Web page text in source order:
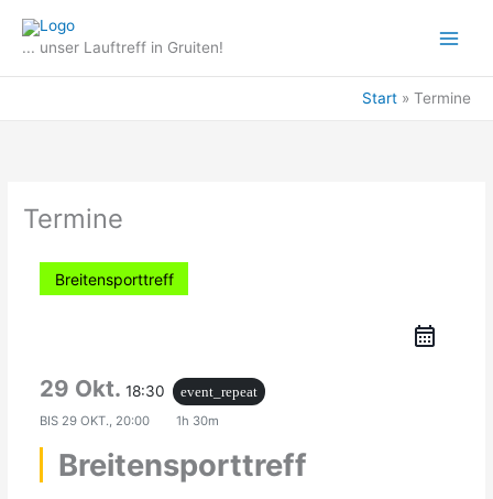
Inhalt
... unser Lauftreff in Gruiten!
Start Termine
Termine
Breitensporttreff
29 Okt.18:30
event_repeat
BIS 29 OKT., 20:00 1h 30m
Breitensporttreff